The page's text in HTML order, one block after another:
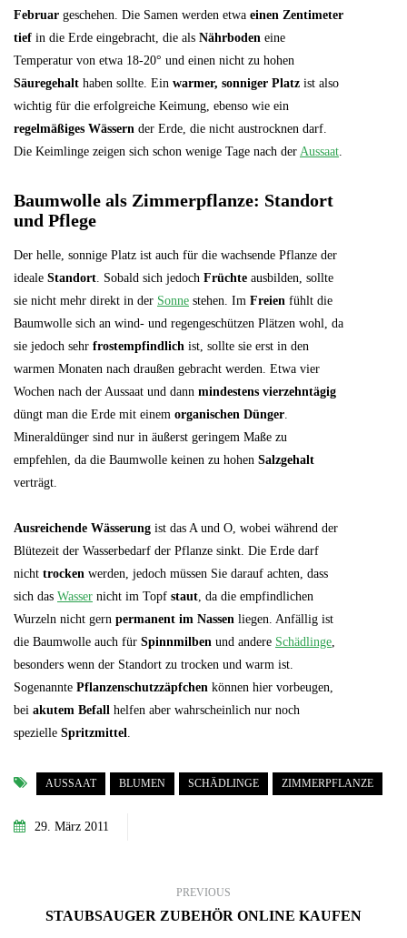
Februar geschehen. Die Samen werden etwa einen Zentimeter
tief in die Erde eingebracht, die als Nährboden eine
Temperatur von etwa 18-20° und einen nicht zu hohen
Säuregehalt haben sollte. Ein warmer, sonniger Platz ist also
wichtig für die erfolgreiche Keimung, ebenso wie ein
regelmäßiges Wässern der Erde, die nicht austrocknen darf.
Die Keimlinge zeigen sich schon wenige Tage nach der Aussaat.
Baumwolle als Zimmerpflanze: Standort
und Pflege
Der helle, sonnige Platz ist auch für die wachsende Pflanze der
ideale Standort. Sobald sich jedoch Früchte ausbilden, sollte
sie nicht mehr direkt in der Sonne stehen. Im Freien fühlt die
Baumwolle sich an wind- und regengeschützen Plätzen wohl, da
sie jedoch sehr frostempfindlich ist, sollte sie erst in den
warmen Monaten nach draußen gebracht werden. Etwa vier
Wochen nach der Aussaat und dann mindestens vierzehntägig
düngt man die Erde mit einem organischen Dünger.
Mineraldünger sind nur in äußerst geringem Maße zu
empfehlen, da die Baumwolle keinen zu hohen Salzgehalt
verträgt.
Ausreichende Wässerung ist das A und O, wobei während der
Blütezeit der Wasserbedarf der Pflanze sinkt. Die Erde darf
nicht trocken werden, jedoch müssen Sie darauf achten, dass
sich das Wasser nicht im Topf staut, da die empfindlichen
Wurzeln nicht gern permanent im Nassen liegen. Anfällig ist
die Baumwolle auch für Spinnmilben und andere Schädlinge,
besonders wenn der Standort zu trocken und warm ist.
Sogenannte Pflanzenschutzzäpfchen können hier vorbeugen,
bei akutem Befall helfen aber wahrscheinlich nur noch
spezielle Spritzmittel.
AUSSAAT BLUMEN SCHÄDLINGE ZIMMERPFLANZE
29. März 2011
PREVIOUS
STAUBSAUGER ZUBEHÖR ONLINE KAUFEN